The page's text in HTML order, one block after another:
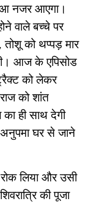
नजर आएगा।
वाले बच्चे पर
को थप्पड़ मार
आज के एपिसोड
को लेकर
को शांत
ही साथ देगी
घर से जाने
लिया और उसी
की पूजा